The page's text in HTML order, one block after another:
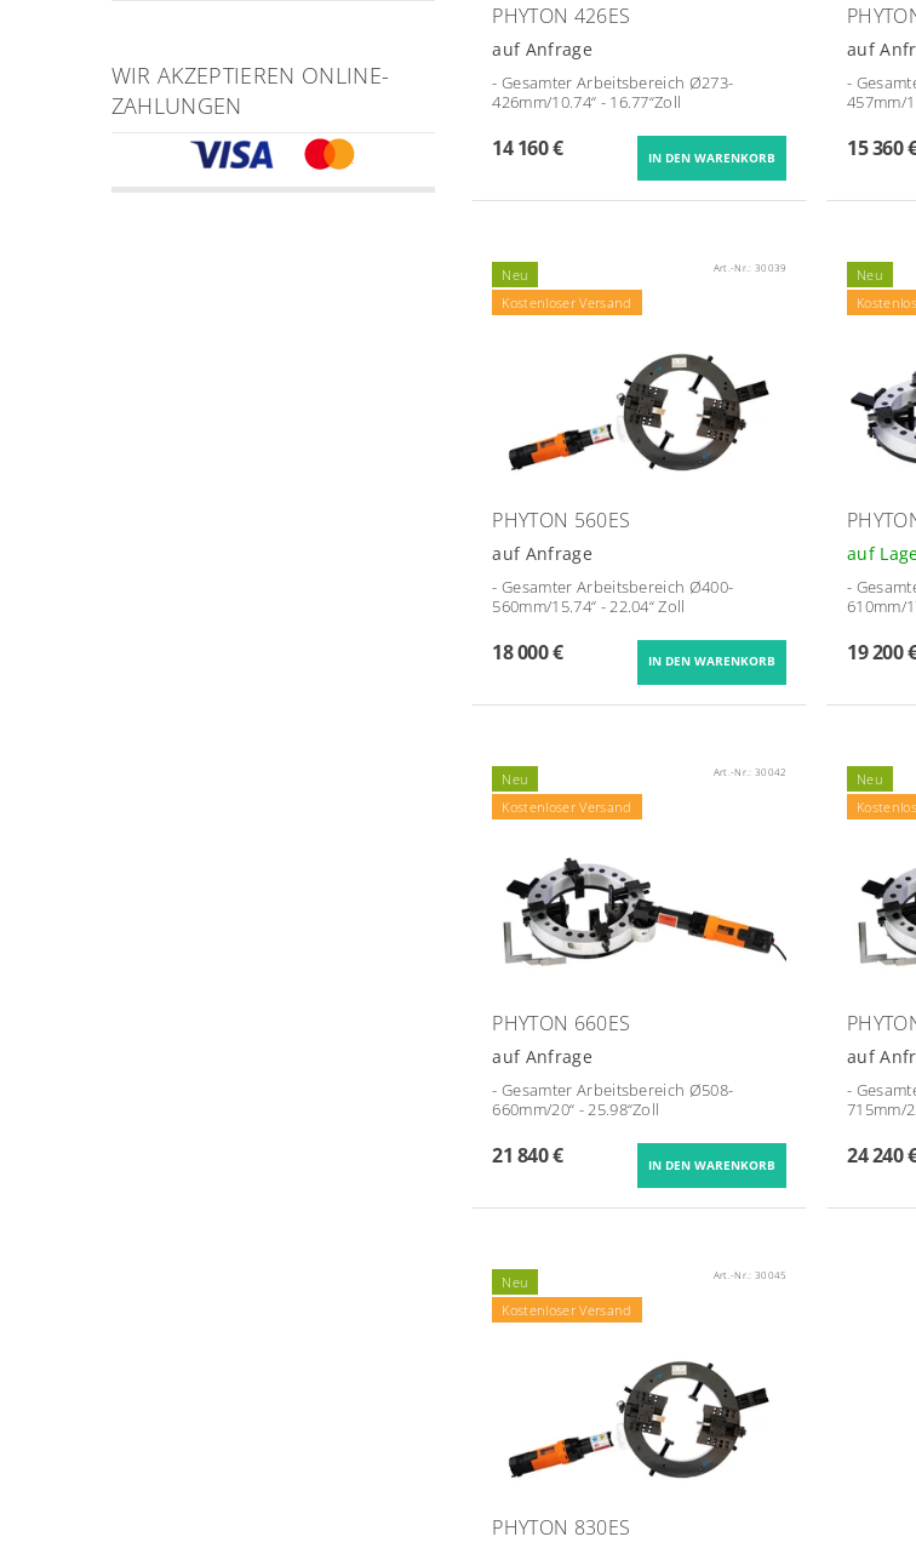
WIR AKZEPTIEREN ONLINE-
ZAHLUNGEN
PHYTON 426ES
auf Anfrage
- Gesamter Arbeitsbereich Ø273-
426mm/10.74“ - 16.77“Zoll
14 160 €
auf
-
457mm/
15 360
Neu
Kostenloser Versand
Art.-Nr.: 30039
PHYTON 560ES
auf Anfrage
- Gesamter Arbeitsbereich Ø400-
560mm/15.74“ - 22.04“Zoll
18 000 €
Neu
auf
-
610mm/
19 200
Neu
Kostenloser Versand
Art.-Nr.: 30042
PHYTON 660ES
auf Anfrage
- Gesamter Arbeitsbereich Ø508-
660mm/20“ - 25.98“Zoll
21 840 €
Neu
auf
-
715mm/
24 240
Neu
Kostenloser Versand
Art.-Nr.: 30045
PHYTON 830ES